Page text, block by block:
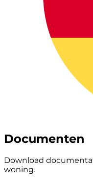
Documenten
Download
woning.